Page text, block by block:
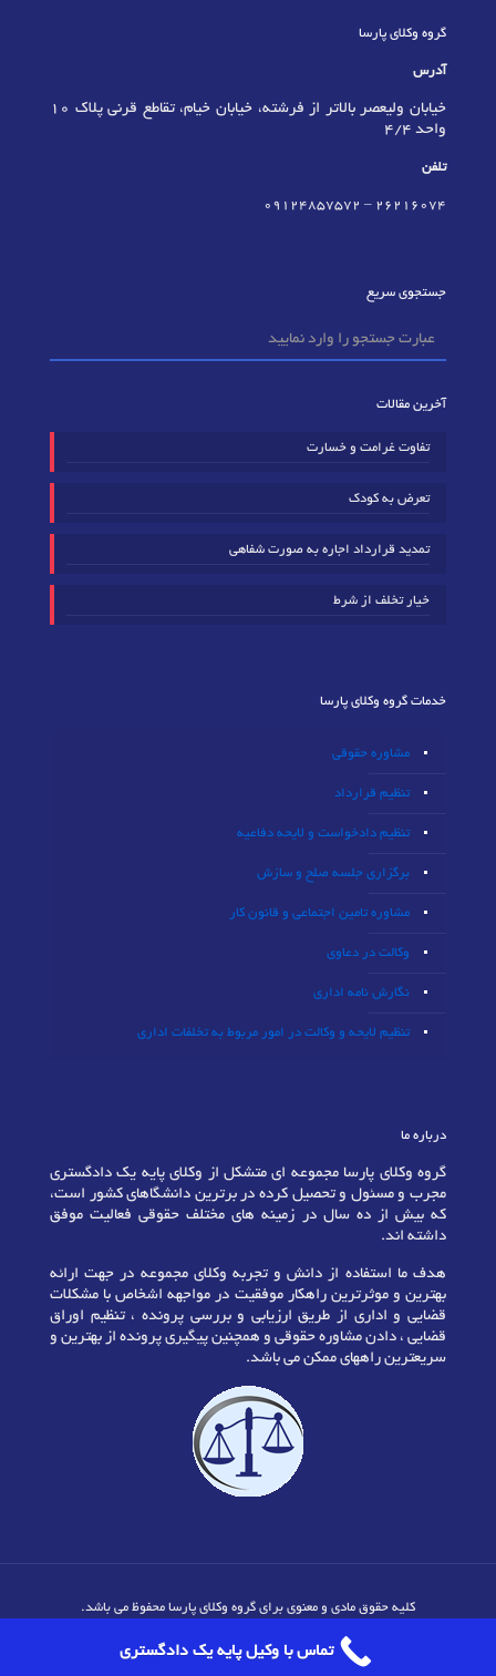
گروه وکلای پارسا
آدرس
خیابان ولیعصر بالاتر از فرشته، خیابان خیام، تقاطع قرنی پلاک 10
واحد 4/4
تلفن
٢٦٢١٦٠٧٤ –
09124857572
جستجوی سریع
آخرین مقالات
تفاوت غرامت و خسارت
تعرض به کودک
تمدید قرارداد اجاره به صورت شفاهی
خیار تخلف از شرط
خدمات گروه وکلای پارسا
مشاوره حقوقی
تنظیم قرارداد
تنظیم دادخواست و لایحه دفاعیه
برگزاری جلسه صلح و سازش
مشاوره تامین اجتماعی و قانون کار
وکالت در دعاوی
نگارش نامه اداری
تنظیم لایحه و وکالت در امور مربوط به تخلفات اداری
درباره ما
گروه وکلای پارسا مجموعه ای متشکل از وکلای پایه یک دادگستری
مجرب و مسئول و تحصیل کرده در برترین دانشگاهای کشور است،
که بیش از ده سال در زمینه های مختلف حقوقی فعالیت موفق
داشته اند.
هدف ما استفاده از دانش و تجربه وکلای مجموعه در جهت ارائه
بهترین و موثرترین راهکار موفقیت در مواجهه اشخاص با مشکلات
قضایی و اداری از طریق ارزیابی و بررسی پرونده ، تنظیم اوراق
قضایی ، دادن مشاوره حقوقی و همچنین پیگیری پرونده از بهترین و
سریعترین راههای ممکن می باشد.
کلیه حقوق مادی و معنوی برای گروه وکلای پارسا محفوظ می باشد.
تماس با وکیل پایه یک دادگستری